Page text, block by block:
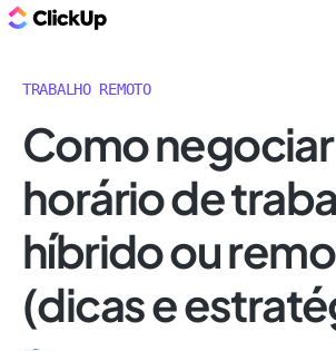
TRABALHO REMOTO
Como
horário de
híbrido ou
(dicas e